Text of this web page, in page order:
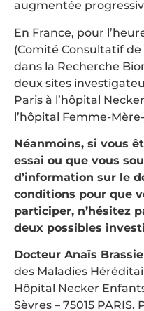
augmentée
En France, pour
(Comité Consultatif
dans la Recherche
deux sites
Paris à l’hôpital
l’hôpital Femme-
Néanmoins, si vous
essai ou que vous
d’information sur le
conditions pour que
participer, n’hésitez
deux possibles
Docteur Anaïs
des Maladies
Hôpital Necker
Sèvres – 75015